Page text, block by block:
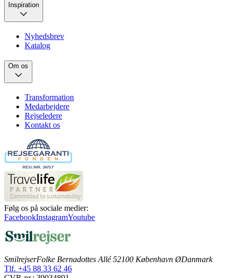
Inspiration
Nyhedsbrev
Katalog
Om os
Transformation
Medarbejdere
Rejseledere
Kontakt os
Følg os på sociale medier:
FacebookInstagramYoutube
SmilrejserFolke Bernadottes Allé 52100 København ØDanmark
Tlf. +45 88 33 62 46